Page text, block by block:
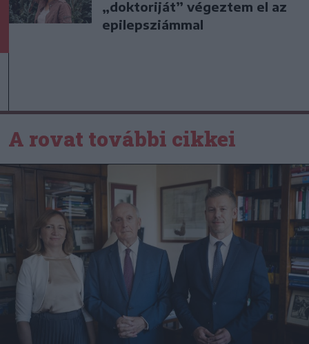
„doktoriját” végeztem el az
epilepsziámmal
A rovat további cikkei